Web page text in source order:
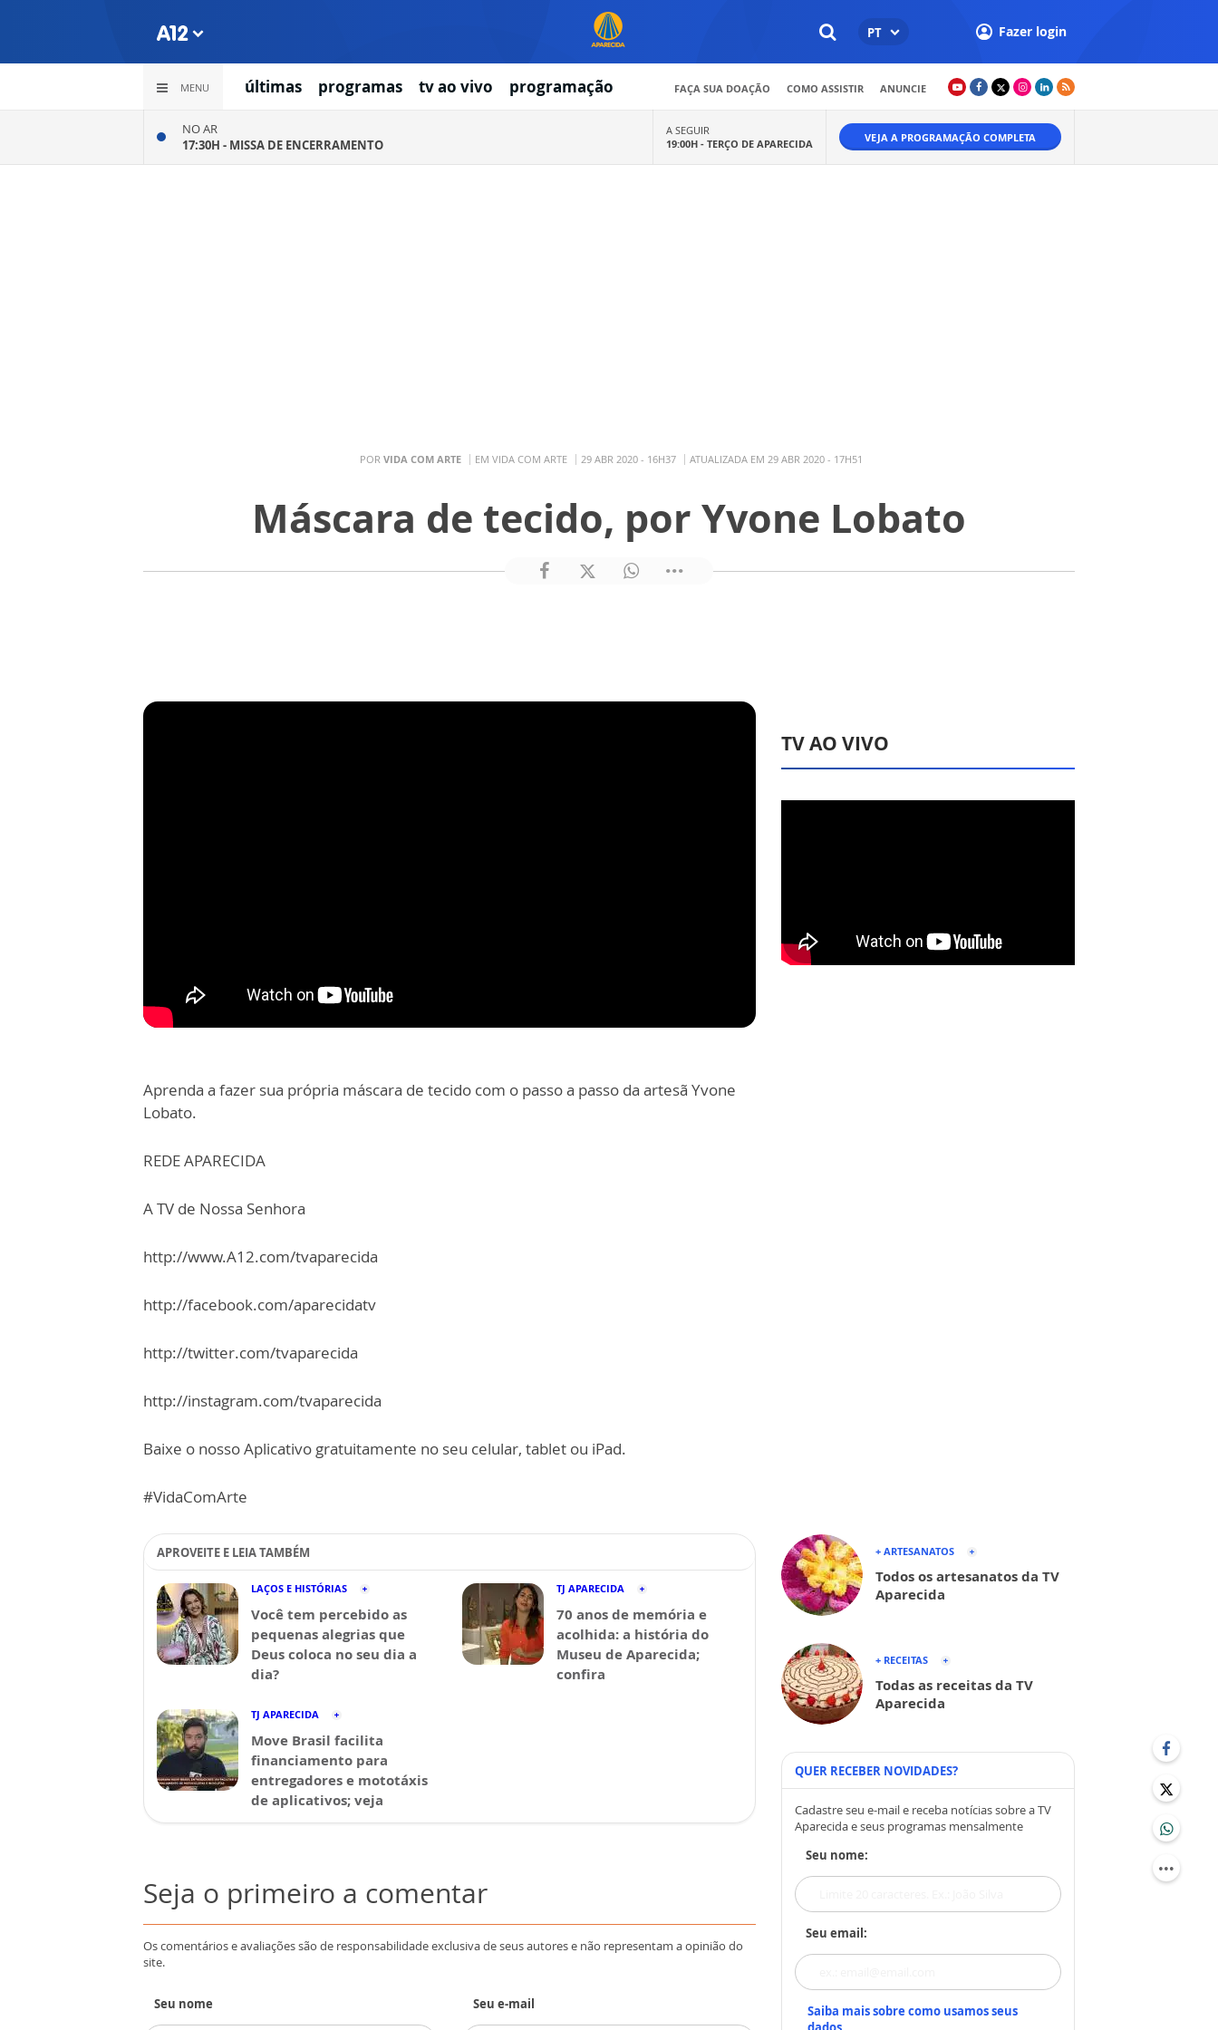
PT Fazer login
MENU últimas programas tv ao vivo programação FAÇA SUA DOAÇÃO COMO ASSISTIR ANUNCIE
NO AR
17:30H - MISSA DE ENCERRAMENTO
A SEGUIR
19:00H - TERÇO DE APARECIDA VEJA A PROGRAMAÇÃO COMPLETA
POR VIDA COM ARTE EM VIDA COM ARTE 29 ABR 2020 - 16H37 ATUALIZADA EM 29 ABR 2020 - 17H51
Máscara de tecido, por Yvone Lobato
Aprenda a fazer sua própria máscara de tecido com o passo a passo da artesã Yvone
Lobato.
REDE APARECIDA
A TV de Nossa Senhora
http://www.A12.com/tvaparecida
http://facebook.com/aparecidatv
http://twitter.com/tvaparecida
http://instagram.com/tvaparecida
Baixe o nosso Aplicativo gratuitamente no seu celular, tablet ou iPad.
#VidaComArte
APROVEITE E LEIA TAMBÉM
LAÇOS E HISTÓRIAS
Você tem percebido as
pequenas alegrias que
Deus coloca no seu dia a
dia?
TJ APARECIDA
70 anos de memória e
acolhida: a história do
Museu de Aparecida;
confira
TJ APARECIDA
Move Brasil facilita
financiamento para
entregadores e mototáxis
de aplicativos; veja
Seja o primeiro a comentar
Os comentários e avaliações são de responsabilidade exclusiva de seus autores e não representam a opinião do
site.
Seu nome Seu e-mail
TV AO VIVO
+ ARTESANATOS
Todos os artesanatos da TV
Aparecida
+ RECEITAS
Todas as receitas da TV
Aparecida
QUER RECEBER NOVIDADES?
Cadastre seu e-mail e receba notícias sobre a TV
Aparecida e seus programas mensalmente
Seu nome:
Seu email:
Saiba mais sobre como usamos seus